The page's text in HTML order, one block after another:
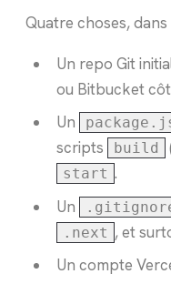
Quatre choses,
Un repo Git
ou Bitbucket
Un
scripts
build
start .
Un
.next , et
Un compte